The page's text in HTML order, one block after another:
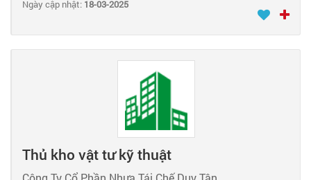
Ngày cập nhật: 18-03-2025
Thủ kho vật tư kỹ thuật